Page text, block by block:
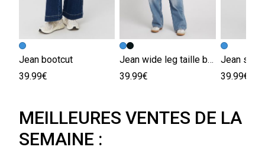
Jean bootcut
39.99€
Jean wide leg taille basse
39.99€
Jean
39.99€
MEILLEURES VENTES DE LA
SEMAINE :